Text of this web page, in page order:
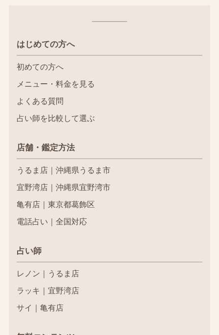
はじめての方へ
初めての方へ
メニュー・料金を見る
よくある質問
占い師を比較して選ぶ
店舗・鑑定方法
うるま店｜沖縄県うるま市
宜野湾店｜沖縄県宜野湾市
亀有店｜東京都葛飾区
電話占い｜全国対応
占い師
レノン｜うるま店
ラッキ｜宜野湾店
サイ｜亀有店